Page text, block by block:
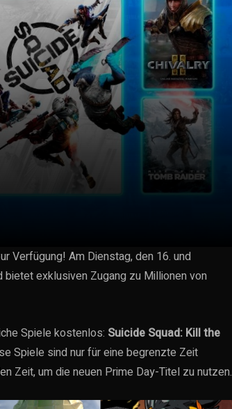
Verfügung! Am Dienstag, den 16. und
bietet exklusiven Zugang zu Millionen von
Spiele kostenlos: Suicide Squad: Kill the
Spiele sind nur für eine begrenzte Zeit
Zeit, um die neuen Prime Day-Titel zu nutzen.